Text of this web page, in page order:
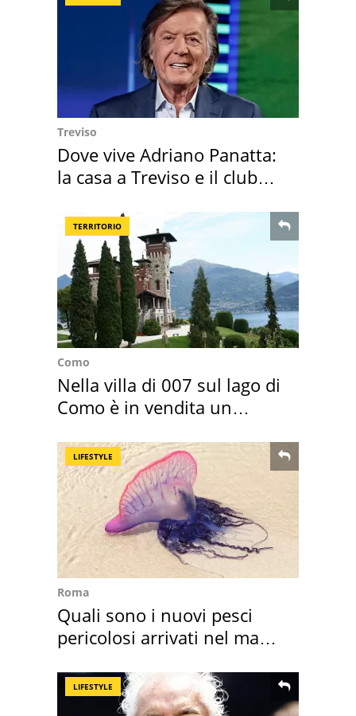
Treviso
Dove vive Adriano Panatta:
la casa a Treviso e il club
TERRITORIO
Como
Nella villa di 007 sul lago di
Como è in vendita un
LIFESTYLE
Roma
Quali sono i nuovi pesci
pericolosi arrivati nel mar
LIFESTYLE